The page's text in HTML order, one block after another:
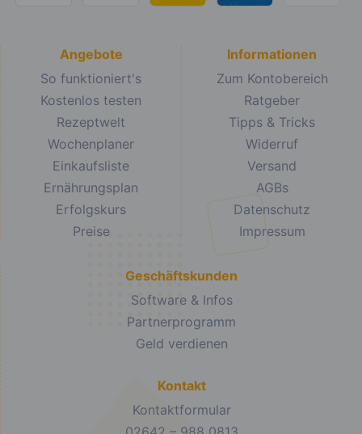
Angebote
So funktioniert's
Kostenlos testen
Rezeptwelt
Wochenplaner
Einkaufsliste
Ernährungsplan
Erfolgskurs
Preise
Informationen
Zum Kontobereich
Ratgeber
Tipps & Tricks
Widerruf
Versand
AGBs
Datenschutz
Impressum
Geschäftskunden
Software & Infos
Partnerprogramm
Geld verdienen
Kontakt
Kontaktformular